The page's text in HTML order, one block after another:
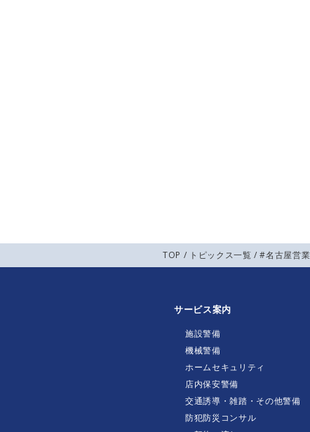
TOP / トピックス一覧 / #名古屋営
サービス案内
施設警備
機械警備
ホームセキュリティ
店内保安警備
交通誘導・雑踏・その他警備
防犯防災コンサル